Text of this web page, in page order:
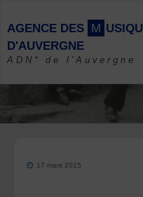
content
AGENCE DES M USIQU
D'AUVERGNE
ADN* de l'Auvergne
17 mars 2015